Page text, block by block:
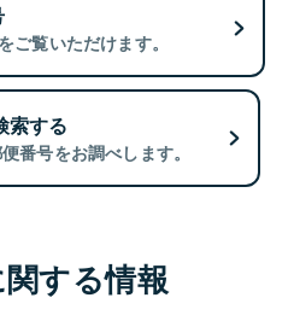
ご覧いただけます。
索する
番号をお調べします。
する情報